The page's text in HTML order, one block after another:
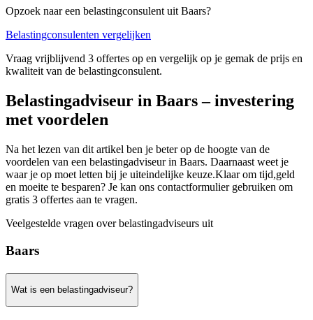
Opzoek naar een belastingconsulent uit Baars?
Belastingconsulenten vergelijken
Vraag vrijblijvend 3 offertes op en vergelijk op je gemak de prijs en
kwaliteit van de belastingconsulent.
Belastingadviseur in Baars – investering
met voordelen
Na het lezen van dit artikel ben je beter op de hoogte van de
voordelen van een belastingadviseur in Baars. Daarnaast weet je
waar je op moet letten bij je uiteindelijke keuze.Klaar om tijd,geld
en moeite te besparen? Je kan ons contactformulier gebruiken om
gratis 3 offertes aan te vragen.
Veelgestelde vragen over belastingadviseurs uit
Baars
Wat is een belastingadviseur?